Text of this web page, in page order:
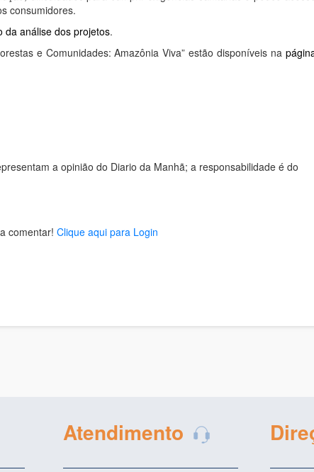
consumidores.
da análise dos projetos.
e Comunidades: Amazônia Viva” estão disponíveis na
a opinião do Diario da Manhã; a responsabilidade é do
comentar! Clique aqui para Login
Atendimento